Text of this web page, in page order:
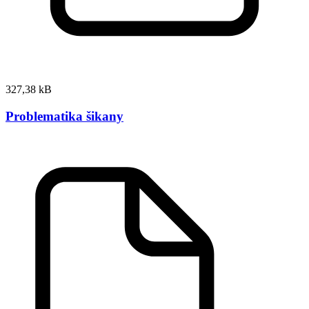
327,38 kB
Problematika šikany